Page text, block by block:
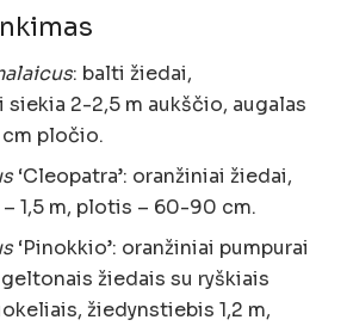
: balti žiedai,
2-2,5 m aukščio, augalas
pločio.
‘Cleopatra’: oranžiniai žiedai,
1,5 m, plotis – 60-90 cm.
‘Pinokkio’: oranžiniai pumpurai
žiedais su ryškiais
žiedynstiebis 1,2 m,